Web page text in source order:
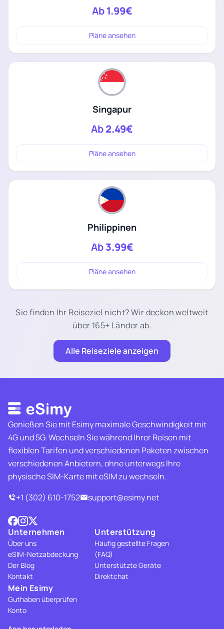
Ab1.99€
Pläne ansehen
Singapur
Ab2.49€
Pläne ansehen
Philippinen
Ab3.99€
Pläne ansehen
Sie finden Ihr Reiseziel nicht? Wir decken weltweit
über 165+ Länder ab.
Alle Reiseziele anzeigen
Genießen Sie mit Esimy maximale Geschwindigkeit mit
4G und 5G. Wechseln Sie während Ihrer Reisen mit
flexiblen Tarifen und verschiedenen Paketen zwischen
verschiedenen Anbietern, ohne unterwegs Ihre
physische SIM-Karte mit eSIM zu wechseln.
+1 (302) 610-1752
support@esimy.net
Unternehmen
Über uns
eSIM-Netzabdeckung
Der Blog
Kontakt
Unterstützung
Häufig gestellte Fragen
(FAQ)
Unterstützte Geräte
Direktchat
Mein Esimy
Guthaben überprüfen
Konto